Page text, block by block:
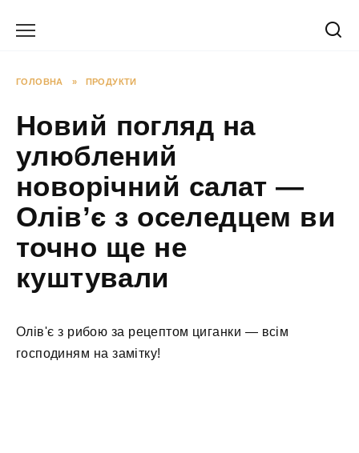
ГОЛОВНА » ПРОДУКТИ
Новий погляд на
улюблений
новорічний салат —
Олів’є з оселедцем ви
точно ще не
куштували
Олів'є з рибою за рецептом циганки — всім
господиням на замітку!